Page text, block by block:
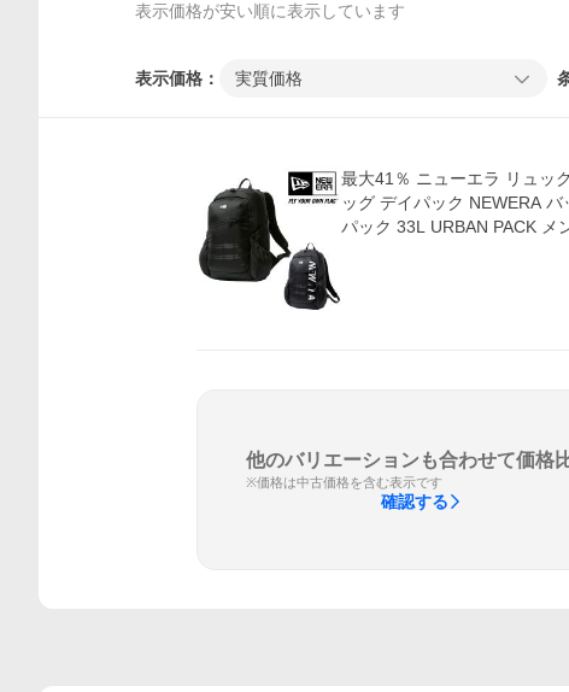
表示価格が安い順に表示しています
表示価格： 実質価格
最大41％ ニューエラ リュッ
ッグ デイパック NEWERA
パック 33L URBAN PACK メ
他のバリエーションも合わせて価格
※価格は中古価格を含む表示です
確認する